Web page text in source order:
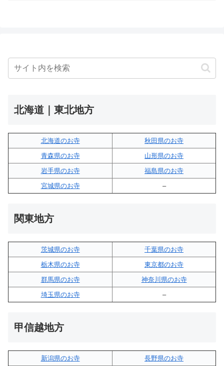
北海道｜東北地方
北海道のお寺
秋田県のお寺
青森県のお寺
山形県のお寺
岩手県のお寺
福島県のお寺
宮城県のお寺
–
関東地方
茨城県のお寺
千葉県のお寺
栃木県のお寺
東京都のお寺
群馬県のお寺
神奈川県のお寺
埼玉県のお寺
–
甲信越地方
新潟県のお寺
長野県のお寺